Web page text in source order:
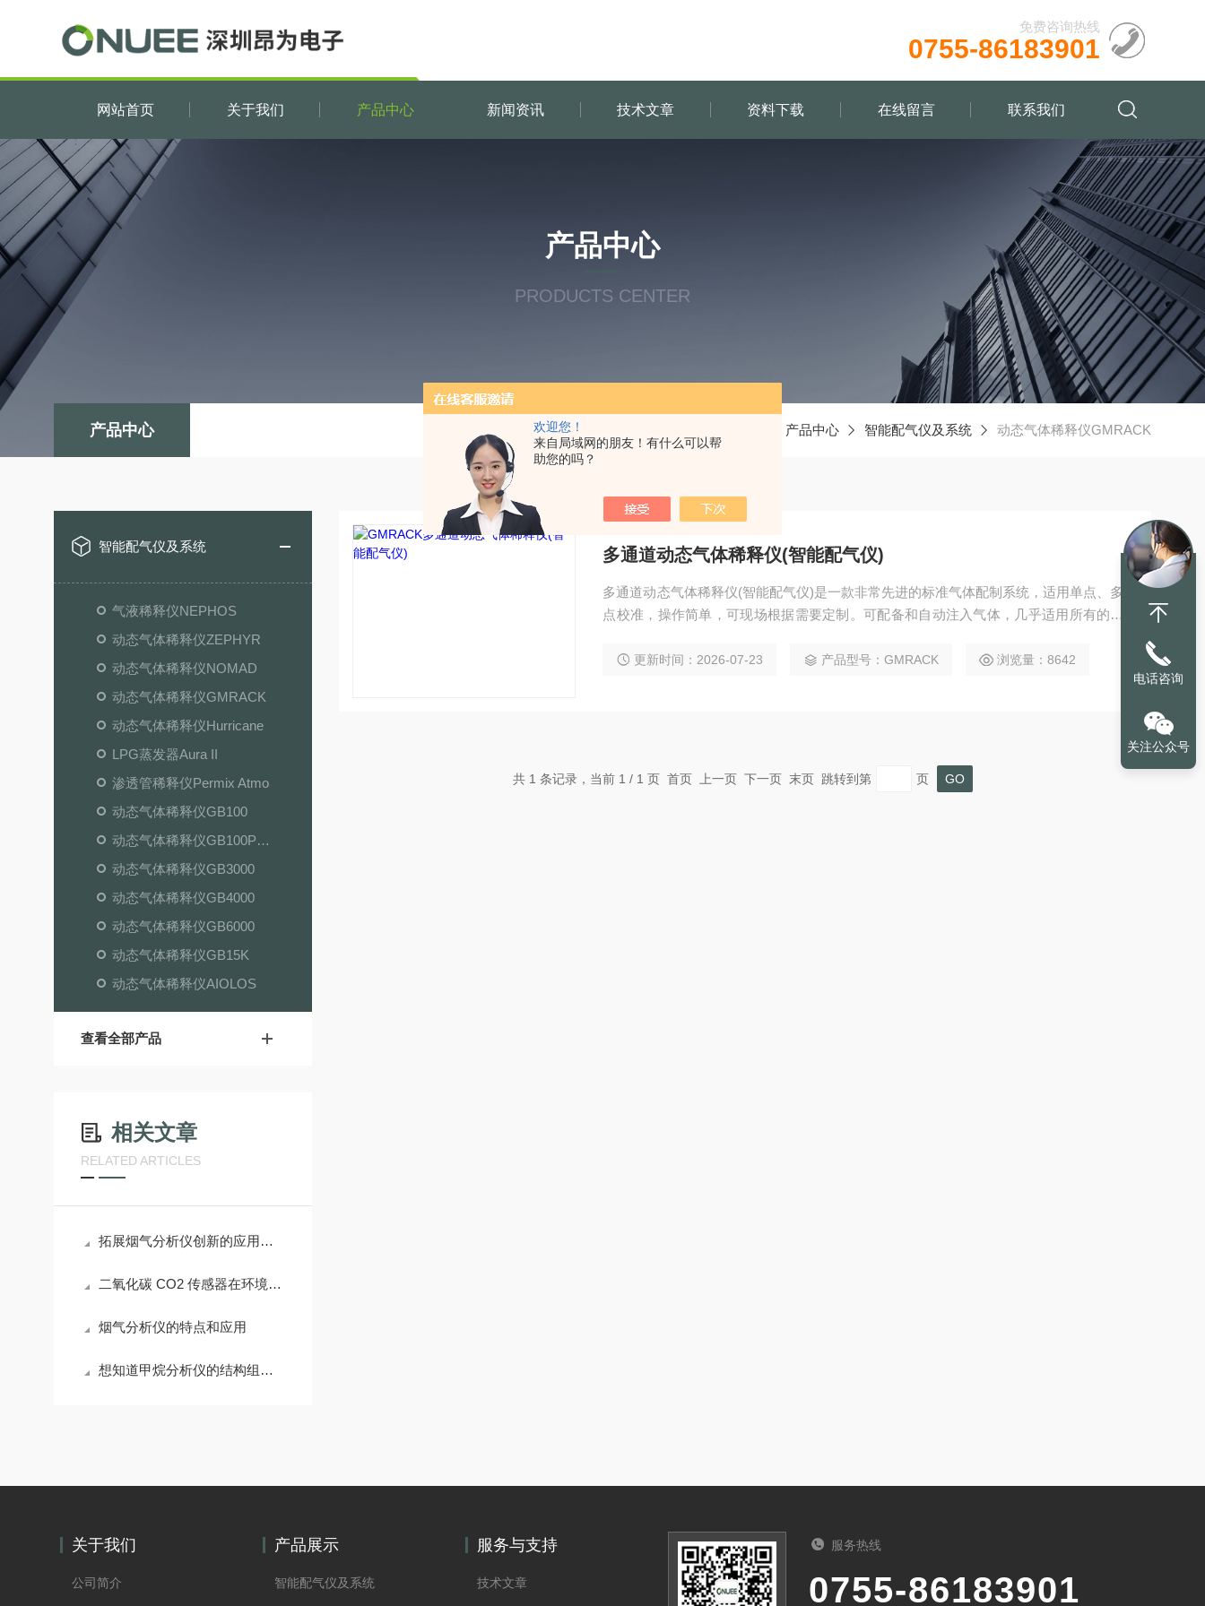
欢迎您！
来自局域网的朋友！有什么可以帮
助您的吗？
免费咨询热线
0755-86183901
网站首页 关于我们 产品中心 新闻资讯 技术文章 资料下载 在线留言 联系我们
产品中心
PRODUCTS CENTER
产品中心 产品中心 智能配气仪及系统 动态气体稀释仪GMRACK
智能配气仪及系统
气液稀释仪NEPHOS
动态气体稀释仪ZEPHYR
动态气体稀释仪NOMAD
动态气体稀释仪GMRACK
动态气体稀释仪Hurricane
LPG蒸发器Aura II
渗透管稀释仪Permix Atmo
动态气体稀释仪GB100
动态气体稀释仪GB100PLUS
动态气体稀释仪GB3000
动态气体稀释仪GB4000
动态气体稀释仪GB6000
动态气体稀释仪GB15K
动态气体稀释仪AIOLOS
查看全部产品
相关文章
RELATED ARTICLES
拓展烟气分析仪创新的应用方式
二氧化碳 CO2 传感器在环境领域的一些主要应用
烟气分析仪的特点和应用
想知道甲烷分析仪的结构组成不妨看看本篇吧
多通道动态气体稀释仪(智能配气仪)
多通道动态气体稀释仪(智能配气仪)是一款非常先进的标准气体配制系统，适用单点、多
点校准，操作简单，可现场根据需要定制。可配备和自动注入气体，几乎适用所有的分
更新时间：2026-07-23 产品型号：GMRACK 浏览量：8642
共 1 条记录，当前 1 / 1 页 首页 上一页 下一页 末页 跳转到第 页
关于我们
公司简介
产品展示
智能配气仪及系统
服务与支持
技术文章
服务热线
0755-86183901
电话咨询
关注公众号